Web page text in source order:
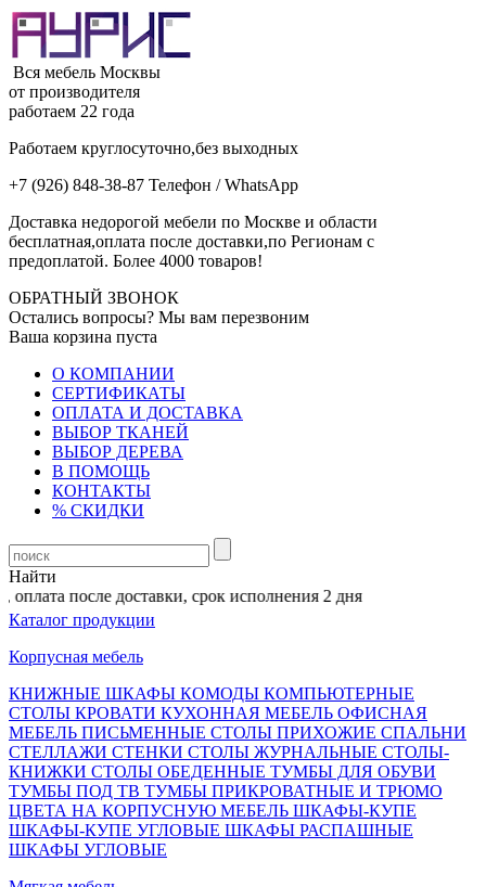
Вся мебель Москвы
от производителя
работаем 22 года
Работаем круглосуточно,без выходных
+7 (926) 848-38-87 Телефон / WhatsApp
Доставка недорогой мебели по Москве и области
бесплатная,оплата после доставки,по Регионам с
предоплатой. Более 4000 товаров!
ОБРАТНЫЙ ЗВОНОК
Остались вопросы? Мы вам перезвоним
Ваша корзина пуста
О КОМПАНИИ
СЕРТИФИКАТЫ
ОПЛАТА И ДОСТАВКА
ВЫБОР ТКАНЕЙ
ВЫБОР ДЕРЕВА
В ПОМОЩЬ
КОНТАКТЫ
% СКИДКИ
Найти
после доставки, срок исполнения 2 дня
Каталог продукции
Корпусная мебель
КНИЖНЫЕ ШКАФЫ КОМОДЫ КОМПЬЮТЕРНЫЕ
СТОЛЫ КРОВАТИ КУХОННАЯ МЕБЕЛЬ ОФИСНАЯ
МЕБЕЛЬ ПИСЬМЕННЫЕ СТОЛЫ ПРИХОЖИЕ СПАЛЬНИ
СТЕЛЛАЖИ СТЕНКИ СТОЛЫ ЖУРНАЛЬНЫЕ СТОЛЫ-
КНИЖКИ СТОЛЫ ОБЕДЕННЫЕ ТУМБЫ ДЛЯ ОБУВИ
ТУМБЫ ПОД ТВ ТУМБЫ ПРИКРОВАТНЫЕ И ТРЮМО
ЦВЕТА НА КОРПУСНУЮ МЕБЕЛЬ ШКАФЫ-КУПЕ
ШКАФЫ-КУПЕ УГЛОВЫЕ ШКАФЫ РАСПАШНЫЕ
ШКАФЫ УГЛОВЫЕ